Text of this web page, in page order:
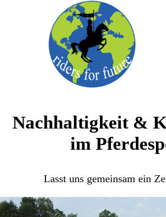
Nachhaltigkeit &
im
Lasst uns gemeinsam ein